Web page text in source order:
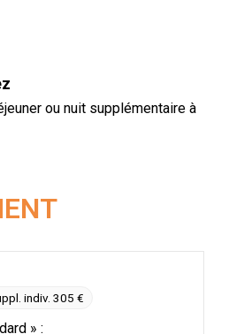
ou nuit supplémentaire à
indiv. 305 €
» :